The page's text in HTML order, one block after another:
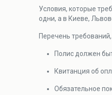
Условия, которые
одни, а в Киеве,
Перечень
Полис должен
Квитанция об
Обязательное